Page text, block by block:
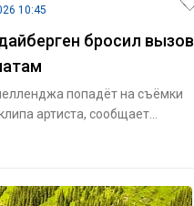
10:45
бросил вызов
попадёт на съёмки
артиста, сообщает